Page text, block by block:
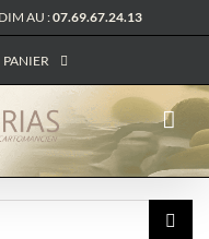
AU :07.69.67.24.13
PANIER